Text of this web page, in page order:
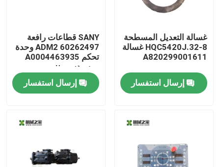
مسكن
معلومات عنا
غسالة التعديل المسطحة
HQC5420J.32-8 غسالة
A820299001611
إرسال استفسار
SANY قطاعات رافعة
60262497 ADM2 وحدة
تحكم A0004463935
مرسيدس-بنز
إرسال استفسار